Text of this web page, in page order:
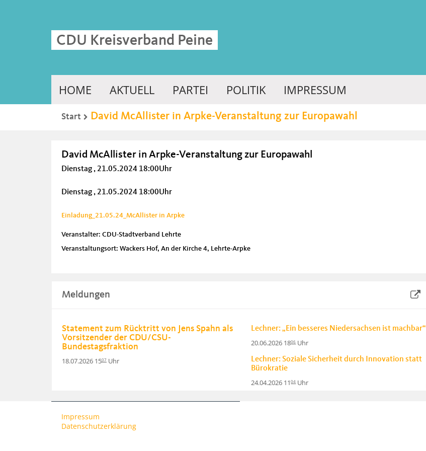
HOME AKTUELL PARTEI POLITIK IMPRESSUM
CDU Kreisverband Peine
Start David McAllister in Arpke-Veranstaltung zur Europawahl
David McAllister in Arpke-Veranstaltung zur Europawahl
Dienstag , 21.05.2024 18:00Uhr
Dienstag , 21.05.2024 18:00Uhr
Einladung_21.05.24_McAllister in Arpke
Veranstalter: CDU-Stadtverband Lehrte
Veranstaltungsort: Wackers Hof, An der Kirche 4, Lehrte-Arpke
Meldungen
Statement zum Rücktritt von Jens Spahn als
Vorsitzender der CDU/CSU-
Bundestagsfraktion
18.07.2026 1507 Uhr
Lechner: „Ein besseres Niedersachsen ist machbar“
20.06.2026 1806Uhr
Lechner: Soziale Sicherheit durch Innovation statt
Bürokratie
24.04.2026 1104Uhr
Impressum
Datenschutzerklärung